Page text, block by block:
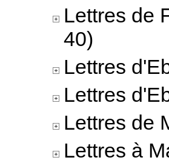
Lettres de
40)
Lettres
Lettres
Lettres de
Lettres à